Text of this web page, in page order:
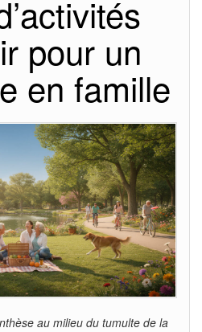
pour un
en famille
au milieu du tumulte de la